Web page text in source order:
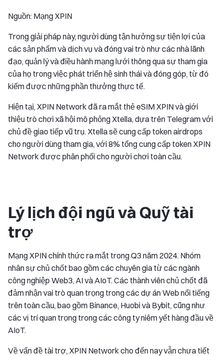
Nguồn: Mạng XPIN
Trong giải pháp này, người dùng tận hưởng sự tiện lợi của
các sản phẩm và dịch vụ và đóng vai trò như các nhà lãnh
đạo, quản lý và điều hành mạng lưới thông qua sự tham gia
của họ trong việc phát triển hệ sinh thái và đóng góp, từ đó
kiếm được những phần thưởng thực tế.
Hiện tại, XPIN Network đã ra mắt thẻ eSIM XPIN và giới
thiệu trò chơi xã hội mô phỏng Xtella, dựa trên Telegram với
chủ đề giao tiếp vũ trụ. Xtella sẽ cung cấp token airdrops
cho người dùng tham gia, với 8% tổng cung cấp token XPIN
Network được phân phối cho người chơi toàn cầu.
Lý lịch đội ngũ và Quỹ tài
trợ
Mạng XPIN chính thức ra mắt trong Q3 năm 2024. Nhóm
nhân sự chủ chốt bao gồm các chuyên gia từ các ngành
công nghiệp Web3, AI và AIoT. Các thành viên chủ chốt đã
đảm nhận vai trò quan trọng trong các dự án Web nổi tiếng
trên toàn cầu, bao gồm Binance, Huobi và Bybit, cũng như
các vị trí quan trọng trong các công ty niêm yết hàng đầu về
AIoT.
Về vấn đề tài trợ, XPIN Network cho đến nay vẫn chưa tiết